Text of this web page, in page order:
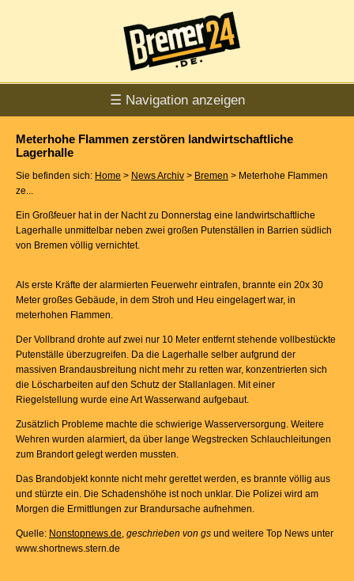
☰ Navigation anzeigen
Meterhohe Flammen zerstören landwirtschaftliche
Lagerhalle
Sie befinden sich: Home > News Archiv > Bremen > Meterhohe Flammen
ze...
Ein Großfeuer hat in der Nacht zu Donnerstag eine landwirtschaftliche
Lagerhalle unmittelbar neben zwei großen Putenställen in Barrien südlich
von Bremen völlig vernichtet.
Als erste Kräfte der alarmierten Feuerwehr eintrafen, brannte ein 20x 30
Meter großes Gebäude, in dem Stroh und Heu eingelagert war, in
meterhohen Flammen.
Der Vollbrand drohte auf zwei nur 10 Meter entfernt stehende vollbestückte
Putenställe überzugreifen. Da die Lagerhalle selber aufgrund der
massiven Brandausbreitung nicht mehr zu retten war, konzentrierten sich
die Löscharbeiten auf den Schutz der Stallanlagen. Mit einer
Riegelstellung wurde eine Art Wasserwand aufgebaut.
Zusätzlich Probleme machte die schwierige Wasserversorgung. Weitere
Wehren wurden alarmiert, da über lange Wegstrecken Schlauchleitungen
zum Brandort gelegt werden mussten.
Das Brandobjekt konnte nicht mehr gerettet werden, es brannte völlig aus
und stürzte ein. Die Schadenshöhe ist noch unklar. Die Polizei wird am
Morgen die Ermittlungen zur Brandursache aufnehmen.
Quelle: Nonstopnews.de, geschrieben von gs und weitere Top News unter
www.shortnews.stern.de